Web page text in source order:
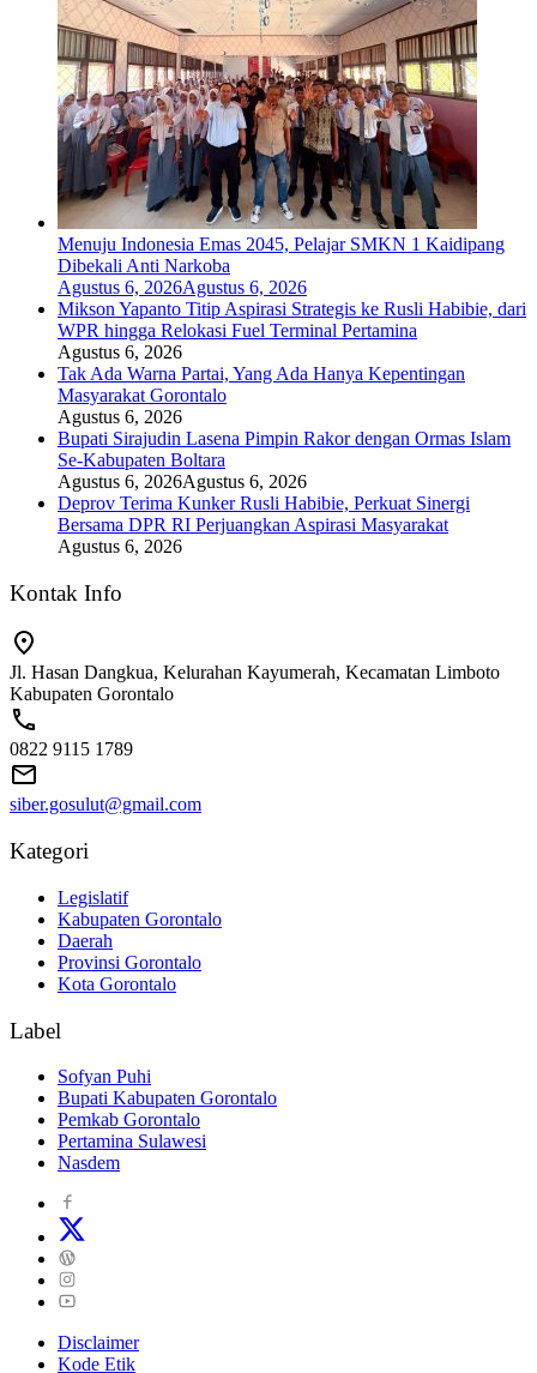
Menuju Indonesia Emas 2045, Pelajar SMKN 1 Kaidipang
Dibekali Anti Narkoba
Agustus 6, 2026Agustus 6, 2026
Mikson Yapanto Titip Aspirasi Strategis ke Rusli Habibie, dari
WPR hingga Relokasi Fuel Terminal Pertamina
Agustus 6, 2026
Tak Ada Warna Partai, Yang Ada Hanya Kepentingan
Masyarakat Gorontalo
Agustus 6, 2026
Bupati Sirajudin Lasena Pimpin Rakor dengan Ormas Islam
Se-Kabupaten Boltara
Agustus 6, 2026Agustus 6, 2026
Deprov Terima Kunker Rusli Habibie, Perkuat Sinergi
Bersama DPR RI Perjuangkan Aspirasi Masyarakat
Agustus 6, 2026
Kontak Info
Jl. Hasan Dangkua, Kelurahan Kayumerah, Kecamatan Limboto
Kabupaten Gorontalo
0822 9115 1789
siber.gosulut@gmail.com
Kategori
Legislatif
Kabupaten Gorontalo
Daerah
Provinsi Gorontalo
Kota Gorontalo
Label
Sofyan Puhi
Bupati Kabupaten Gorontalo
Pemkab Gorontalo
Pertamina Sulawesi
Nasdem
Disclaimer
Kode Etik